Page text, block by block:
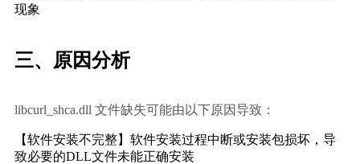
现象
三、原因分析
libcurl_shca.dll 文件缺失可能由以下原因导致：
【软件安装不完整】软件安装过程中断或安装包损坏，导
致必要的DLL文件未能正确安装